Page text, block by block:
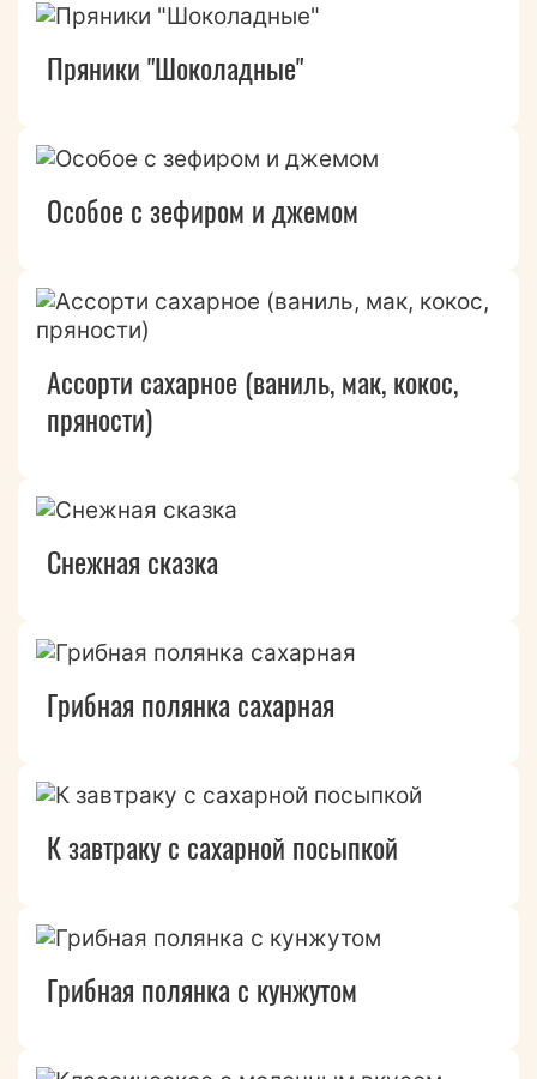
Пряники "Шоколадные"
Особое с зефиром и джемом
Ассорти сахарное (ваниль, мак, кокос,
пряности)
Снежная сказка
Грибная полянка сахарная
К завтраку с сахарной посыпкой
Грибная полянка с кунжутом